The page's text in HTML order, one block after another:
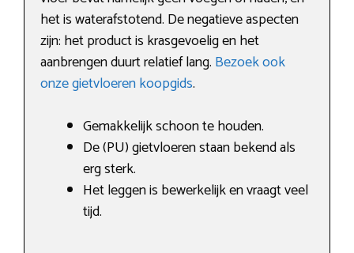
het is waterafstotend. De negatieve aspecten
zijn: het product is krasgevoelig en het
aanbrengen duurt relatief lang. Bezoek ook
onze gietvloeren koopgids.
Gemakkelijk schoon te houden.
De (PU) gietvloeren staan bekend als
erg sterk.
Het leggen is bewerkelijk en vraagt veel
tijd.